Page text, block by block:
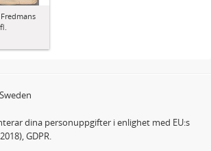
dina personuppgifter i enlighet med EU:s
GDPR.